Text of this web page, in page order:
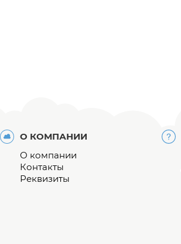
О КОМПАНИИ
О компании
Контакты
Реквизиты